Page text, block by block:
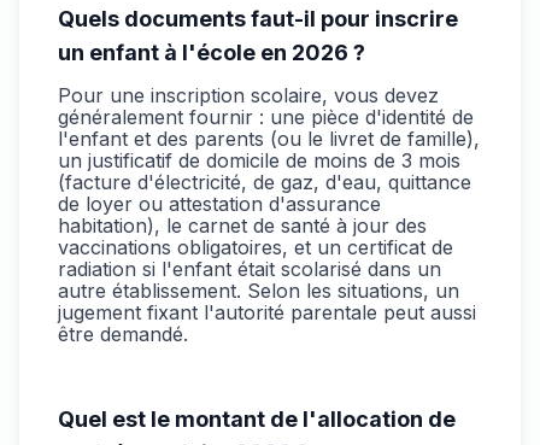
Quels documents faut-il pour inscrire
un enfant à l'école en 2026 ?
Pour une inscription scolaire, vous devez
généralement fournir : une pièce d'identité de
l'enfant et des parents (ou le livret de famille),
un justificatif de domicile de moins de 3 mois
(facture d'électricité, de gaz, d'eau, quittance
de loyer ou attestation d'assurance
habitation), le carnet de santé à jour des
vaccinations obligatoires, et un certificat de
radiation si l'enfant était scolarisé dans un
autre établissement. Selon les situations, un
jugement fixant l'autorité parentale peut aussi
être demandé.
Quel est le montant de l'allocation de